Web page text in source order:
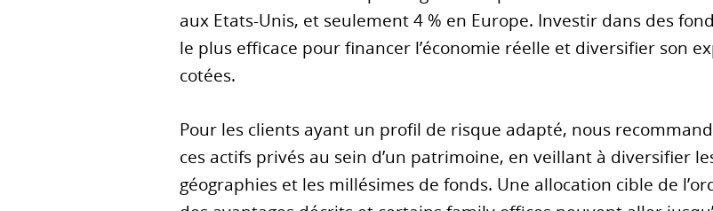
aux Etats-Unis, et seulement 4 % en Europe. Investir dans des
le plus efficace pour financer l’économie réelle et diversifier son
cotées.
Pour les clients ayant un profil de risque adapté, nous
ces actifs privés au sein d’un patrimoine, en veillant à diversifier
géographies et les millésimes de fonds. Une allocation cible de